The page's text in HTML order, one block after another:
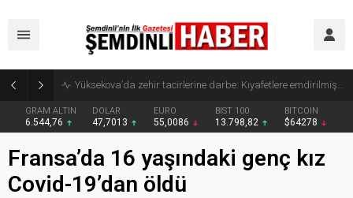
Yüksekova’da zehir tacirlerine darbe: Kıyafetlere emdirilmiş 13 kilo metamfetamin ele geçirildi
GRAM ALTIN
6.544,76
DOLAR
47,7013
EURO
55,0086
BIST 100
13.798,82
BITCOIN
$64278
Fransa’da 16 yaşındaki genç kız
Covid-19’dan öldü